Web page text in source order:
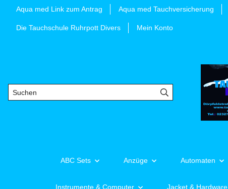
Aqua med Link zum Antrag Aqua med Tauchversicherung
Die Tauchschule Ruhrpott Divers Mein Konto
ABC Sets Anzüge Automaten
Instrumente & Computer Jacket & Hardware